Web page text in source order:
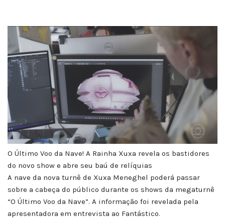
O Último Voo da Nave! A Rainha Xuxa revela os bastidores
do novo show e abre seu baú de relíquias
A nave da nova turnê de Xuxa Meneghel poderá passar
sobre a cabeça do público durante os shows da megaturnê
“O Último Voo da Nave”. A informação foi revelada pela
apresentadora em entrevista ao Fantástico.